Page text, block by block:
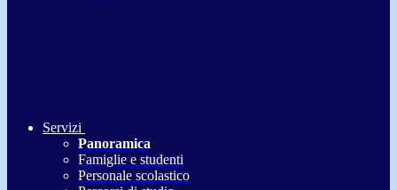
Servizi
Panoramica
Famiglie e studenti
Personale scolastico